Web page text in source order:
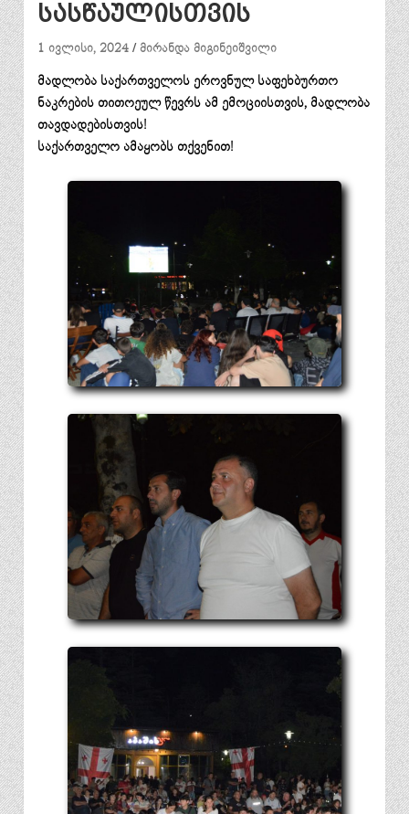
სასწაულისთვის
1 ივლისი, 2024 მირანდა მიგინეიშვილი
მადლობა საქართველოს ეროვნულ საფეხბურთო
ნაკრების თითოეულ წევრს ამ ემოციისთვის, მადლობა
თავდადებისთვის!
საქართველო ამაყობს თქვენით!